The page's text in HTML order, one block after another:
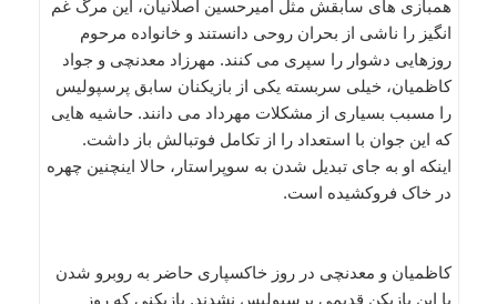
همبازی های سابقش مثل امیرحسین اصلانیان، این مرگ غم
انگیز را ناشی از بحران روحی دانستند و خانواده مرحوم
روزهایی دشوار را سپری می کنند. مهرزاد معدنچی و جواد
کاظمیان، خیلی سربسته یکی از بازیکنان سابق پرسپولیس
را مسبب بسیاری از مشکلات مهرداد می دانند. حاشیه هایی
که این جوان با استعداد را از تکامل فوتبالش باز داشت.
اینکه او به جای تبدیل شدن به سوپراستار، حالا اینچنین چهره
در خاک فروکشیده است.
کاظمیان و معدنچی در روز خاکسپاری حاضر به روبرو شدن
با این بازیکن قدیمی پرسپولیس نشدند. بازیکنی که روز